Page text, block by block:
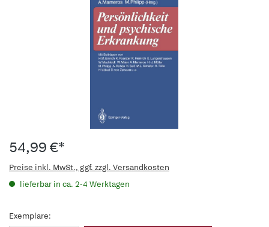
54,99 €*
Preise inkl. MwSt., ggf. zzgl. Versandkosten
lieferbar in ca. 2-4 Werktagen
Exemplare: